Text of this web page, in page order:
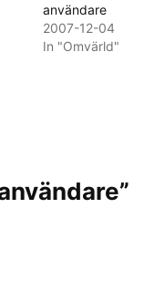
användare
2007-12-04
In "Omvärld"